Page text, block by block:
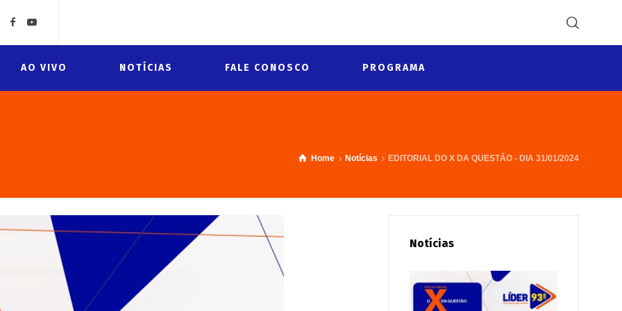
AO VIVO NOTÍCIAS FALE CONOSCO PROGRAMA
Home Notícias EDITORIAL DO X DA QUESTÃO - DIA 31/01/2024
Notícias